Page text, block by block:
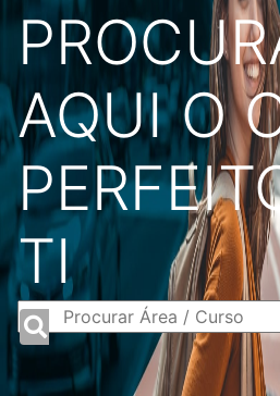
AQUI O
TI